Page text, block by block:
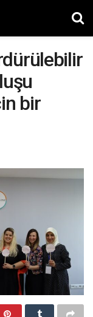
bir